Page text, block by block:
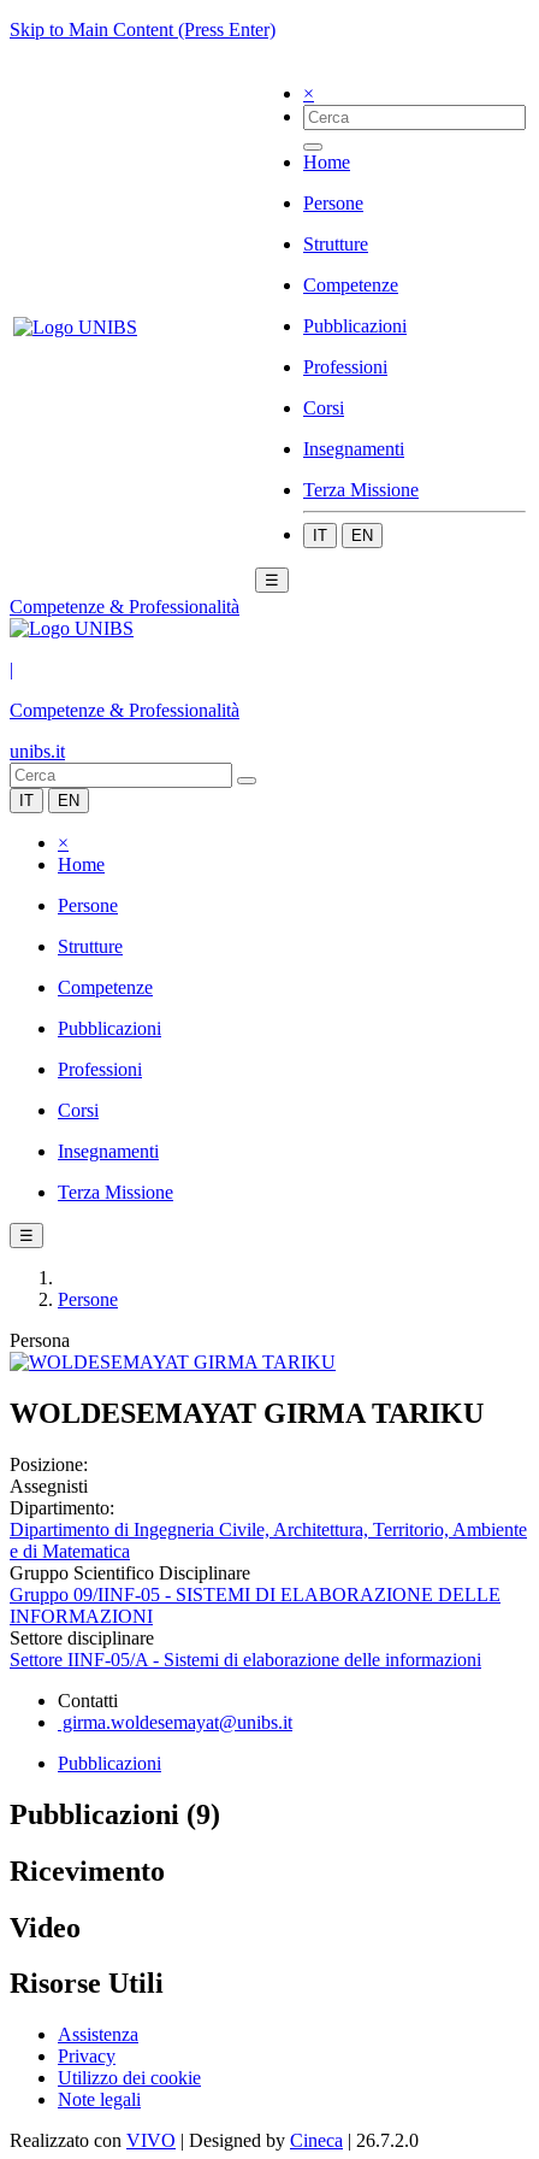
Skip to Main Content (Press Enter)
×
Home
Persone
Strutture
Competenze
Pubblicazioni
Professioni
Corsi
Insegnamenti
Terza Missione
IT EN
☰
Competenze & Professionalità
|
Competenze & Professionalità
unibs.it
IT EN
×
Home
Persone
Strutture
Competenze
Pubblicazioni
Professioni
Corsi
Insegnamenti
Terza Missione
☰
Persone
Persona
WOLDESEMAYAT GIRMA TARIKU
Posizione:
Assegnisti
Dipartimento:
Dipartimento di Ingegneria Civile, Architettura, Territorio, Ambiente
e di Matematica
Gruppo Scientifico Disciplinare
Gruppo 09/IINF-05 - SISTEMI DI ELABORAZIONE DELLE
INFORMAZIONI
Settore disciplinare
Settore IINF-05/A - Sistemi di elaborazione delle informazioni
Contatti
girma.woldesemayat@unibs.it
Pubblicazioni
Pubblicazioni (9)
Ricevimento
Video
Risorse Utili
Assistenza
Privacy
Utilizzo dei cookie
Note legali
Realizzato con VIVO | Designed by Cineca | 26.7.2.0